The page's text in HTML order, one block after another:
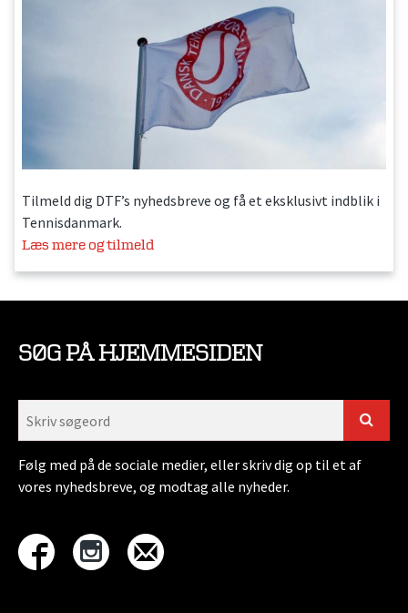
Tilmeld dig DTF’s nyhedsbreve og få et eksklusivt indblik i
Tennisdanmark.
Læs mere og tilmeld
SØG PÅ HJEMMESIDEN
Følg med på de sociale medier, eller skriv dig op til et af
vores nyhedsbreve, og modtag alle nyheder.